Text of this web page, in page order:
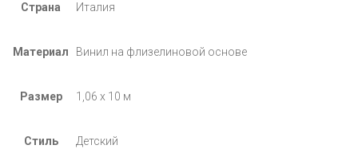
Страна Италия
Материал Винил на флизелиновой основе
Размер 1,06 х 10 м
Стиль Детский